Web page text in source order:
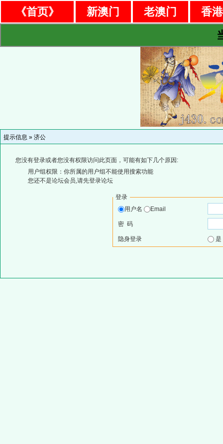
《首页》 新澳门 老澳门
香
提示信息 » 济公
您没有登录或者您没有权限访问此页面，可能有如下几个原因:
用户组权限：你所属的用户组不能使用搜索功能
您还不是论坛会员,请先登录论坛
登录
用户名
Email
密 码
隐身登录